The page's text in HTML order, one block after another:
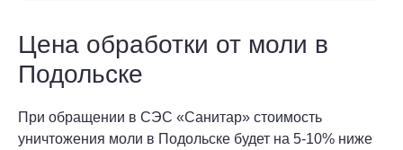
Цена обработки от моли в
Подольске
При обращении в СЭС «Санитар» стоимость
уничтожения моли в Подольске будет на 5-10% ниже